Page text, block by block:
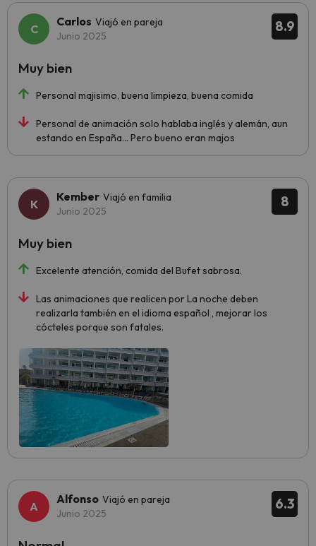
8.9
Carlos Viajó en pareja
Junio 2025
Personal majisimo, buena limpieza, buena comida
Personal de animación solo hablaba inglés y alemán, aun
estando en España… Pero bueno eran majos
Muy bien
8
Kember Viajó en familia
Junio 2025
Excelente atención, comida del Bufet sabrosa.
Las animaciones que realicen por La noche deben
realizarla también en eI idioma español , mejorar los
cócteles porque son fatales.
Muy bien
6.3
Alfonso Viajó en pareja
Junio 2025